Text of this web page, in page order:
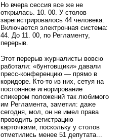
Но вчера сессия все же не
открылась. 10. 00. У столов
зарегистрировалось 44 человека.
Включается электронная система:
44. До 11. 00, по Регламенту,
перерыв.
Этот перерыв журналисты вовсю
работали: «бунтовщики» давали
пресс-конференцию — прямо в
коридоре. Кто-то из них, сетуя на
постоянное игнорирование
спикером положений так любимого
им Регламента, заметил: даже
сегодня, мол, он не имел права
проводить регистрацию
карточками, поскольку у столов
отметились менее 51 депутата...